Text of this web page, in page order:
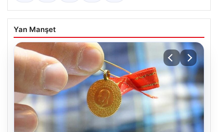
Yan Manşet